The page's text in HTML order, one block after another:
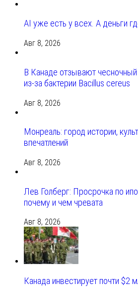
AI уже есть у всех. А деньги
Авг 8, 2026
В Канаде отзывают
из-за бактерии Bacillus cereus
Авг 8, 2026
Монреаль: город истории,
впечатлений
Авг 8, 2026
Лев Голберг: Просрочка по
почему и чем чревата
Авг 8, 2026
Канада инвестирует почти $2